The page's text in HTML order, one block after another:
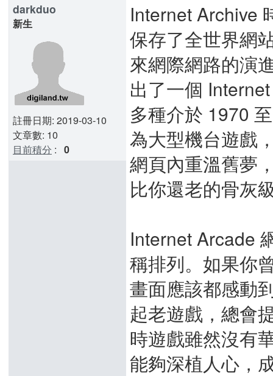
darkduo
新生
註冊日期: 2019-03-10
文章數: 10
目前積分 : 0
Internet Archive
保存了全世界網
來網際網路的演
出了一個
多種介於 1970
為大型機台遊戲
網頁內重溫舊夢
比你還老的骨灰
Internet Arcade
稱排列。如果你
畫面應該都感動
起老遊戲，總會
時遊戲雖然沒有
能夠深植人心，